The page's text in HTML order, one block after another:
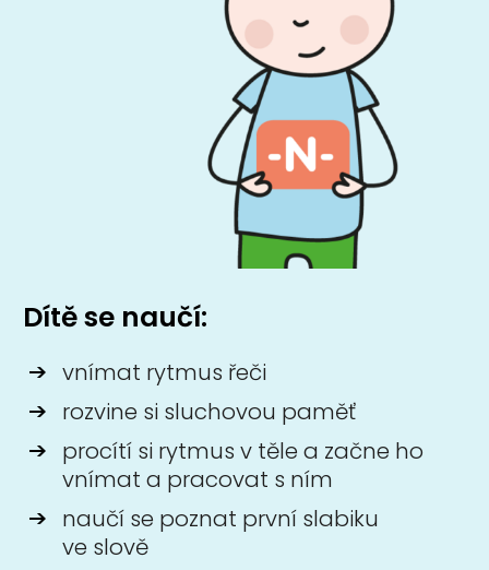
Dítě se naučí:
vnímat rytmus řeči
rozvine si sluchovou paměť
procítí si rytmus v těle a začne ho
vnímat a pracovat s ním
naučí se poznat první slabiku
ve slově